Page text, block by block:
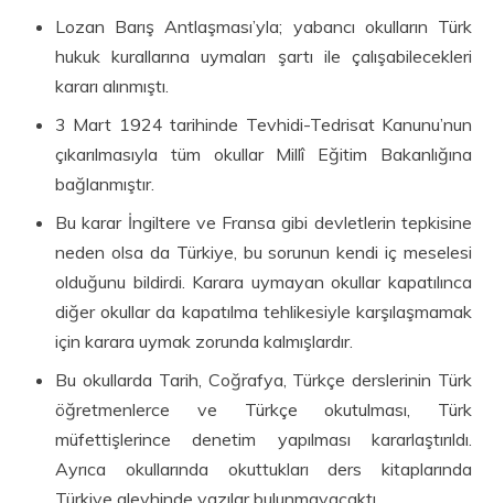
Lozan Barış Antlaşması’yla; yabancı okulların Türk
hukuk kurallarına uymaları şartı ile çalışabilecekleri
kararı alınmıştı.
3 Mart 1924 tarihinde Tevhidi-Tedrisat Kanunu’nun
çıkarılmasıyla tüm okullar Millî Eğitim Bakan­lığına
bağlanmıştır.
Bu karar İngiltere ve Fransa gibi devletlerin tepkisine
neden olsa da Türkiye, bu sorunun kendi iç meselesi
olduğunu bildirdi. Karara uymayan okullar kapatılınca
diğer okullar da kapatılma tehlikesiyle karşılaşmamak
için karara uymak zorunda kalmışlardır.
Bu okullarda Tarih, Coğrafya, Türkçe derslerinin Türk
öğretmen­lerce ve Türkçe okutulması, Türk
müfettişlerince denetim yapılması ka­rarlaştırıldı.
Ayrıca okullarında okuttukları ders kitaplarında
Türkiye aleyhinde yazılar bulunmayacaktı.